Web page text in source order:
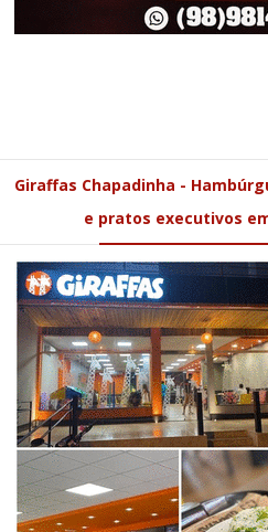
Giraffas Chapadinha -
e pratos executivos